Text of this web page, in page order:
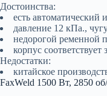
Достоинства:
есть автоматический
давление 12 кПа.,
недорогой ременной
корпус соответствует
Недостатки:
китайское
FaxWeld 1500 Вт, 2850